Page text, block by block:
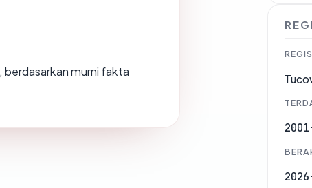
, berdasarkan murni fakta